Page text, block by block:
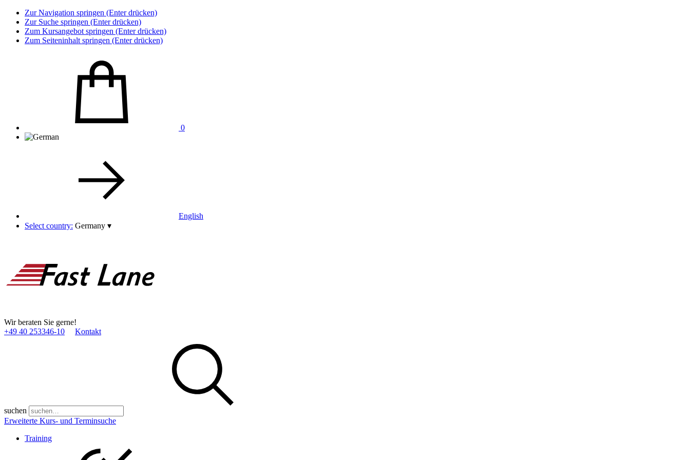
Zur Navigation springen (Enter drücken)
Zur Suche springen (Enter drücken)
Zum Kursangebot springen (Enter drücken)
Zum Seiteninhalt springen (Enter drücken)
0
English
Select country: Germany ▾
Wir beraten Sie gerne!
+49 40 253346­-10
Kontakt
suchen
Erweiterte Kurs- und Terminsuche
Training